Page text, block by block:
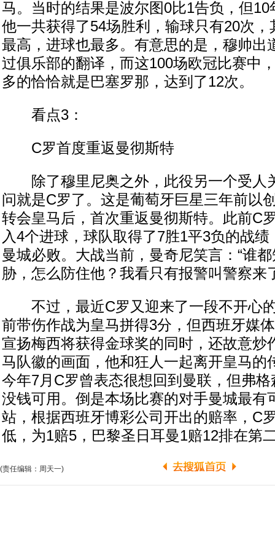
马。当时的结果是波尔图0比1告负，但
他一共获得了54场胜利，输球只有20次
最高，进球也最多。有意思的是，穆帅出
过俱乐部的翻译，而这100场欧冠比赛中
多的恰恰就是巴塞罗那，达到了12次。
看点3：
C罗首度重返曼彻斯特
除了穆里尼奥之外，此役另一个受人
问就是C罗了。这是葡萄牙巨星三年前以
转会皇马后，首次重返曼彻斯特。此前C
入4个进球，球队取得了7胜1平3负的战
曼城必败。大战当前，曼奇尼笑言：“谁
胁，怎么防住他？我看只有报警叫警察来
不过，最近C罗又迎来了一段不开心
前带伤作战为皇马拼得3分，但西班牙媒
宣扬梅西将获得金球奖的同时，还故意炒
马队徽的画面，他和狂人一起离开皇马的
今年7月C罗曾表态很想回到曼联，但弗
没钱可用。倒是本场比赛的对手曼城最有
站，根据西班牙博彩公司开出的赔率，C
低，为1赔5，巴黎圣日耳曼1赔12排在第
(责任编辑：周天一)